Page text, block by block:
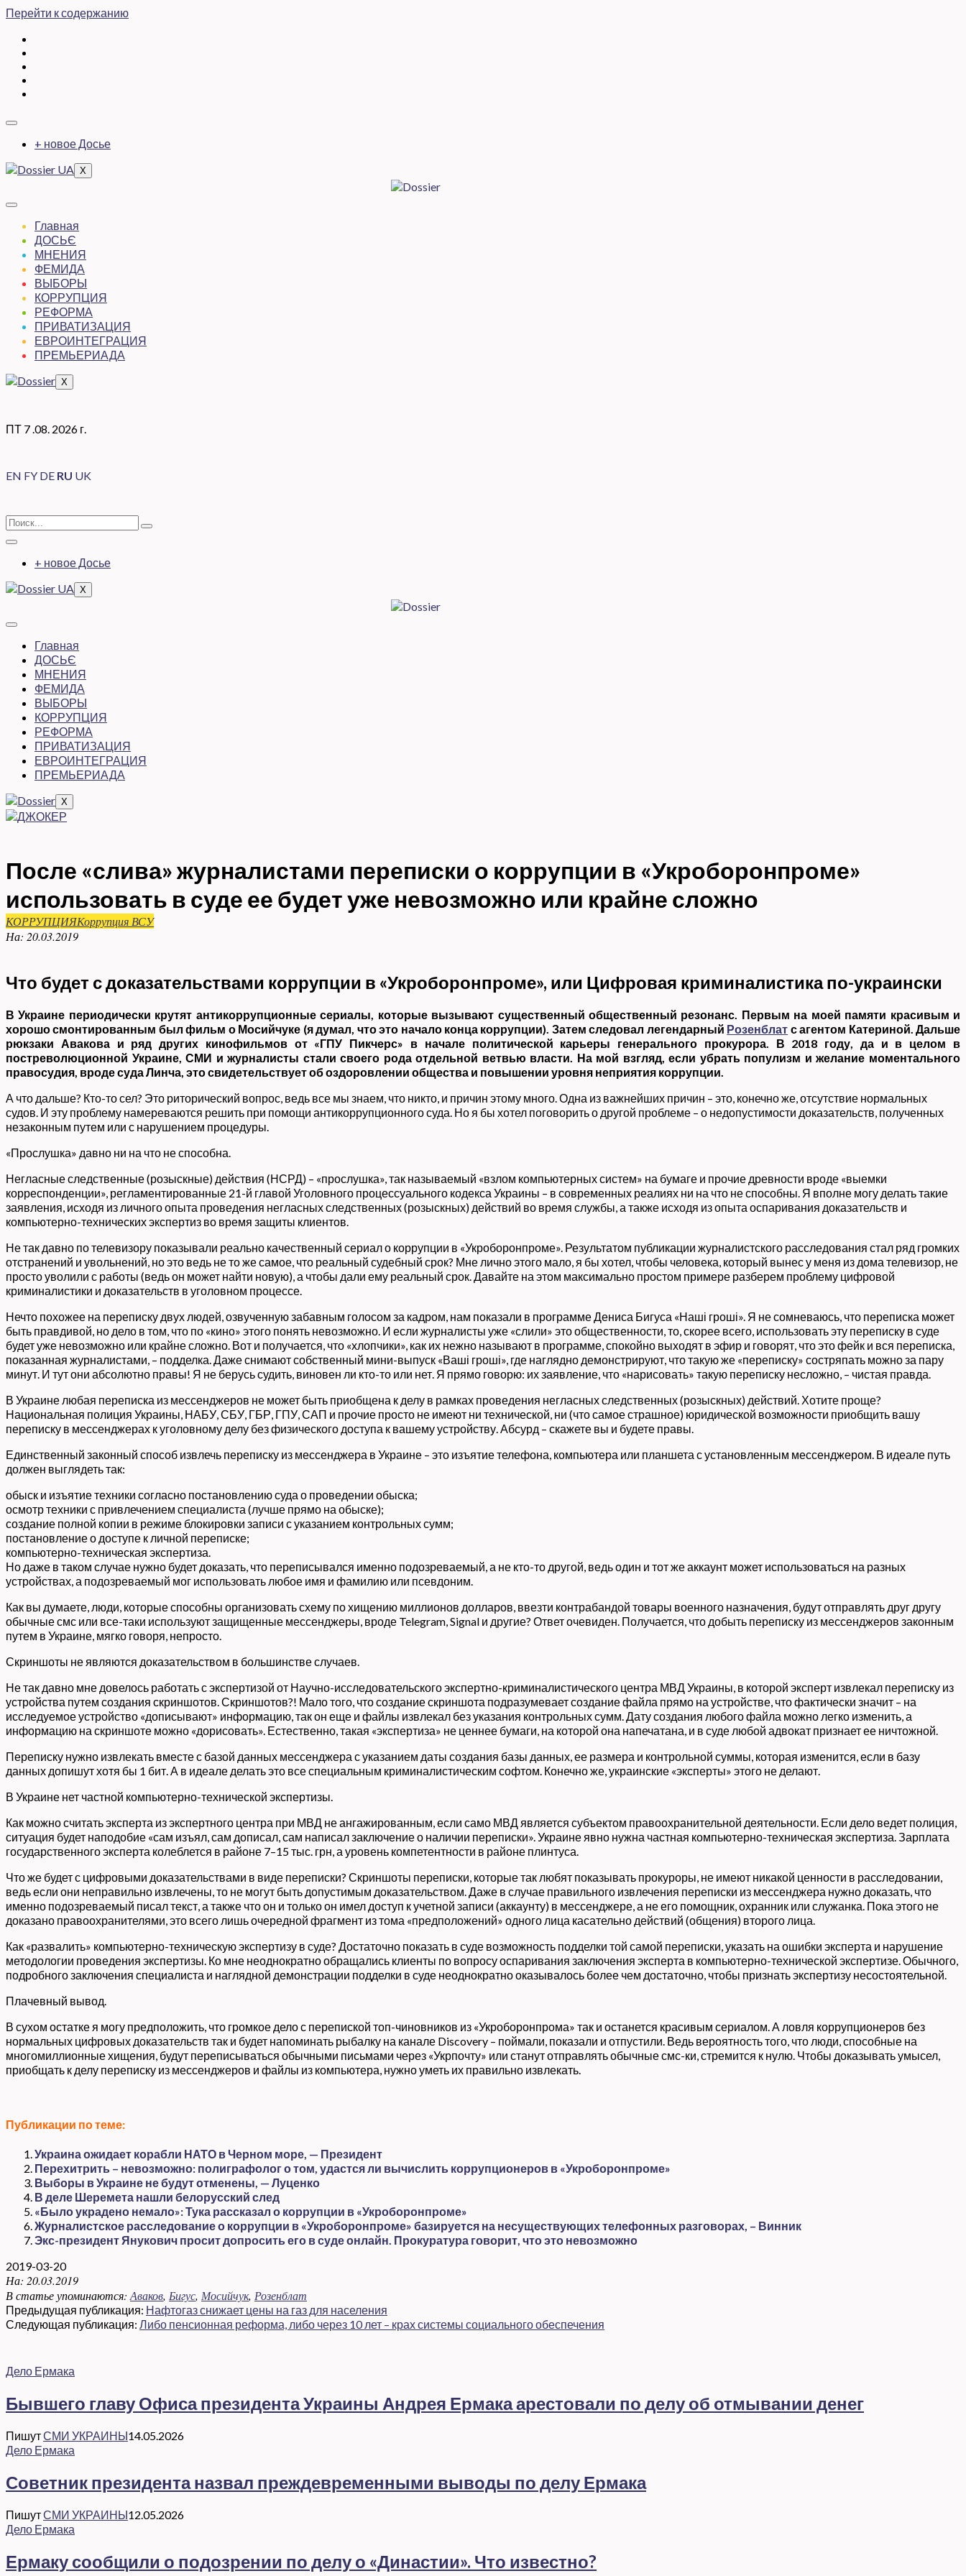
Перейти к содержанию
+ новое Досье
X
Главная
ДОСЬЄ
МНЕНИЯ
ФЕМИДА
ВЫБОРЫ
КОРРУПЦИЯ
РЕФОРМА
ПРИВАТИЗАЦИЯ
ЕВРОИНТЕГРАЦИЯ
ПРЕМЬЕРИАДА
X
ПТ 7 .08. 2026 г.
EN FY DE RU UK
+ новое Досье
X
Главная
ДОСЬЄ
МНЕНИЯ
ФЕМИДА
ВЫБОРЫ
КОРРУПЦИЯ
РЕФОРМА
ПРИВАТИЗАЦИЯ
ЕВРОИНТЕГРАЦИЯ
ПРЕМЬЕРИАДА
X
После «слива» журналистами переписки о коррупции в «Укроборонпроме»
использовать в суде ее будет уже невозможно или крайне сложно
КОРРУПЦИЯКоррупция ВСУ
На: 20.03.2019
Что будет с доказательствами коррупции в «Укроборонпроме», или Цифровая криминалистика по-украински
В Украине периодически крутят антикоррупционные сериалы, которые вызывают существенный общественный резонанс. Первым на моей памяти красивым и
хорошо смонтированным был фильм о Мосийчуке (я думал, что это начало конца коррупции). Затем следовал легендарный Розенблат с агентом Катериной. Дальше
рюкзаки Авакова и ряд других кинофильмов от «ГПУ Пикчерс» в начале политической карьеры генерального прокурора. В 2018 году, да и в целом в
постреволюционной Украине, СМИ и журналисты стали своего рода отдельной ветвью власти. На мой взгляд, если убрать популизм и желание моментального
правосудия, вроде суда Линча, это свидетельствует об оздоровлении общества и повышении уровня неприятия коррупции.
А что дальше? Кто-то сел? Это риторический вопрос, ведь все мы знаем, что никто, и причин этому много. Одна из важнейших причин – это, конечно же, отсутствие нормальных
судов. И эту проблему намереваются решить при помощи антикоррупционного суда. Но я бы хотел поговорить о другой проблеме – о недопустимости доказательств, полученных
незаконным путем или с нарушением процедуры.
«Прослушка» давно ни на что не способна.
Негласные следственные (розыскные) действия (НСРД) – «прослушка», так называемый «взлом компьютерных систем» на бумаге и прочие древности вроде «выемки
корреспонденции», регламентированные 21-й главой Уголовного процессуального кодекса Украины – в современных реалиях ни на что не способны. Я вполне могу делать такие
заявления, исходя из личного опыта проведения негласных следственных (розыскных) действий во время службы, а также исходя из опыта оспаривания доказательств и
компьютерно-технических экспертиз во время защиты клиентов.
Не так давно по телевизору показывали реально качественный сериал о коррупции в «Укроборонпроме». Результатом публикации журналистского расследования стал ряд громких
отстранений и увольнений, но это ведь не то же самое, что реальный судебный срок? Мне лично этого мало, я бы хотел, чтобы человека, который вынес у меня из дома телевизор, не
просто уволили с работы (ведь он может найти новую), а чтобы дали ему реальный срок. Давайте на этом максимально простом примере разберем проблему цифровой
криминалистики и доказательств в уголовном процессе.
Нечто похожее на переписку двух людей, озвученную забавным голосом за кадром, нам показали в программе Дениса Бигуса «Наші гроші». Я не сомневаюсь, что переписка может
быть правдивой, но дело в том, что по «кино» этого понять невозможно. И если журналисты уже «слили» это общественности, то, скорее всего, использовать эту переписку в суде
будет уже невозможно или крайне сложно. Вот и получается, что «хлопчики», как их нежно называют в программе, спокойно выходят в эфир и говорят, что это фейк и вся переписка,
показанная журналистами, – подделка. Даже снимают собственный мини-выпуск «Ваші гроші», где наглядно демонстрируют, что такую же «переписку» состряпать можно за пару
минут. И тут они абсолютно правы! Я не берусь судить, виновен ли кто-то или нет. Я прямо говорю: их заявление, что «нарисовать» такую переписку несложно, – чистая правда.
В Украине любая переписка из мессенджеров не может быть приобщена к делу в рамках проведения негласных следственных (розыскных) действий. Хотите проще?
Национальная полиция Украины, НАБУ, СБУ, ГБР, ГПУ, САП и прочие просто не имеют ни технической, ни (что самое страшное) юридической возможности приобщить вашу
переписку в мессенджерах к уголовному делу без физического доступа к вашему устройству. Абсурд – скажете вы и будете правы.
Единственный законный способ извлечь переписку из мессенджера в Украине – это изъятие телефона, компьютера или планшета с установленным мессенджером. В идеале путь
должен выглядеть так:
обыск и изъятие техники согласно постановлению суда о проведении обыска;
осмотр техники с привлечением специалиста (лучше прямо на обыске);
создание полной копии в режиме блокировки записи с указанием контрольных сумм;
постановление о доступе к личной переписке;
компьютерно-техническая экспертиза.
Но даже в таком случае нужно будет доказать, что переписывался именно подозреваемый, а не кто-то другой, ведь один и тот же аккаунт может использоваться на разных
устройствах, а подозреваемый мог использовать любое имя и фамилию или псевдоним.
Как вы думаете, люди, которые способны организовать схему по хищению миллионов долларов, ввезти контрабандой товары военного назначения, будут отправлять друг другу
обычные смс или все-таки используют защищенные мессенджеры, вроде Telegram, Signal и другие? Ответ очевиден. Получается, что добыть переписку из мессенджеров законным
путем в Украине, мягко говоря, непросто.
Скриншоты не являются доказательством в большинстве случаев.
Не так давно мне довелось работать с экспертизой от Научно-исследовательского экспертно-криминалистического центра МВД Украины, в которой эксперт извлекал переписку из
устройства путем создания скриншотов. Скриншотов?! Мало того, что создание скриншота подразумевает создание файла прямо на устройстве, что фактически значит – на
исследуемое устройство «дописывают» информацию, так он еще и файлы извлекал без указания контрольных сумм. Дату создания любого файла можно легко изменить, а
информацию на скриншоте можно «дорисовать». Естественно, такая «экспертиза» не ценнее бумаги, на которой она напечатана, и в суде любой адвокат признает ее ничтожной.
Переписку нужно извлекать вместе с базой данных мессенджера с указанием даты создания базы данных, ее размера и контрольной суммы, которая изменится, если в базу
данных допишут хотя бы 1 бит. А в идеале делать это все специальным криминалистическим софтом. Конечно же, украинские «эксперты» этого не делают.
В Украине нет частной компьютерно-технической экспертизы.
Как можно считать эксперта из экспертного центра при МВД не ангажированным, если само МВД является субъектом правоохранительной деятельности. Если дело ведет полиция,
ситуация будет наподобие «сам изъял, сам дописал, сам написал заключение о наличии переписки». Украине явно нужна частная компьютерно-техническая экспертиза. Зарплата
государственного эксперта колеблется в районе 7–15 тыс. грн, а уровень компетентности в районе плинтуса.
Что же будет с цифровыми доказательствами в виде переписки? Скриншоты переписки, которые так любят показывать прокуроры, не имеют никакой ценности в расследовании,
ведь если они неправильно извлечены, то не могут быть допустимым доказательством. Даже в случае правильного извлечения переписки из мессенджера нужно доказать, что
именно подозреваемый писал текст, а также что он и только он имел доступ к учетной записи (аккаунту) в мессенджере, а не его помощник, охранник или служанка. Пока этого не
доказано правоохранителями, это всего лишь очередной фрагмент из тома «предположений» одного лица касательно действий (общения) второго лица.
Как «развалить» компьютерно-техническую экспертизу в суде? Достаточно показать в суде возможность подделки той самой переписки, указать на ошибки эксперта и нарушение
методологии проведения экспертизы. Ко мне неоднократно обращались клиенты по вопросу оспаривания заключения эксперта в компьютерно-технической экспертизе. Обычного,
подробного заключения специалиста и наглядной демонстрации подделки в суде неоднократно оказывалось более чем достаточно, чтобы признать экспертизу несостоятельной.
Плачевный вывод.
В сухом остатке я могу предположить, что громкое дело с перепиской топ-чиновников из «Укроборонпрома» так и останется красивым сериалом. А ловля коррупционеров без
нормальных цифровых доказательств так и будет напоминать рыбалку на канале Discovery – поймали, показали и отпустили. Ведь вероятность того, что люди, способные на
многомиллионные хищения, будут переписываться обычными письмами через «Укрпочту» или станут отправлять обычные смс-ки, стремится к нулю. Чтобы доказывать умысел,
приобщать к делу переписку из мессенджеров и файлы из компьютера, нужно уметь их правильно извлекать.
Публикации по теме:
Украина ожидает корабли НАТО в Черном море, — Президент
Перехитрить – невозможно: полиграфолог о том, удастся ли вычислить коррупционеров в «Укроборонпроме»
Выборы в Украине не будут отменены, — Луценко
В деле Шеремета нашли белорусский след
«Было украдено немало»: Тука рассказал о коррупции в «Укроборонпроме»
Журналистское расследование о коррупции в «Укроборонпроме» базируется на несуществующих телефонных разговорах, – Винник
Экс-президент Янукович просит допросить его в суде онлайн. Прокуратура говорит, что это невозможно
2019-03-20
На: 20.03.2019
В статье упоминаются: Аваков, Бигус, Мосийчук, Розенблат
Предыдущая публикация: Нафтогаз снижает цены на газ для населения
Следующая публикация: Либо пенсионная реформа, либо через 10 лет – крах системы социального обеспечения
Дело Ермака
Бывшего главу Офиса президента Украины Андрея Ермака арестовали по делу об отмывании денег
ПишутСМИ УКРАИНЫ14.05.2026
Дело Ермака
Советник президента назвал преждевременными выводы по делу Ермака
ПишутСМИ УКРАИНЫ12.05.2026
Дело Ермака
Ермаку сообщили о подозрении по делу о «Династии». Что известно?